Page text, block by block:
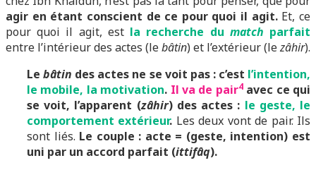
agir en étant conscient de ce pour quoi il agit.Et, ce
pour quoi il agit, est la recherche du match parfait
entre l’intérieur des actes (lebâtin) et l’extérieur (lezâhir).
Lebâtin des actes ne se voit pas : c’est l’intention,
le mobile, la motivation. Il va de pair4avec ce qui
se voit, l’apparent (zâhir) des actes : le geste, le
comportement extérieur. Les deux vont de pair. Ils
sont liés. Le couple : acte = (geste, intention) est
uni par un accord parfait (ittifâq).